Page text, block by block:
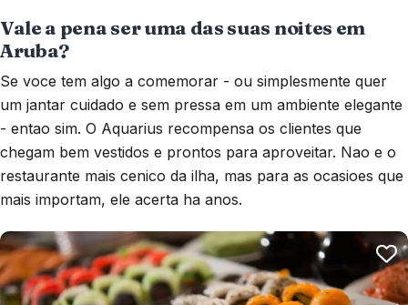
Vale a pena ser uma das suas noites em
Aruba?
Se voce tem algo a comemorar - ou simplesmente quer
um jantar cuidado e sem pressa em um ambiente elegante
- entao sim. O Aquarius recompensa os clientes que
chegam bem vestidos e prontos para aproveitar. Nao e o
restaurante mais cenico da ilha, mas para as ocasioes que
mais importam, ele acerta ha anos.